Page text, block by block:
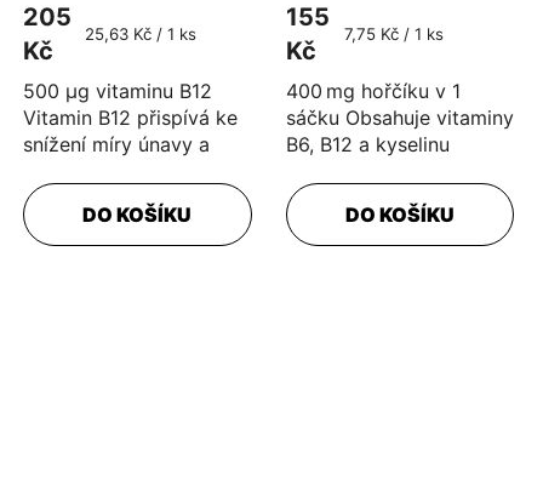
205
Kč
Měrná
25,63 Kč / 1 ks
500 µg vitaminu B12
Vitamin B12 přispívá ke
snížení míry únavy a
B1, B6 a niacin
přispívají...DO KOŠÍKU
155
Kč
Měrná
7,75 Kč / 1 ks
400 mg hořčíku v 1
sáčku Obsahuje vitaminy
B6, B12 a kyselinu
k normální funkci svalů
a...
DO KOŠÍKU